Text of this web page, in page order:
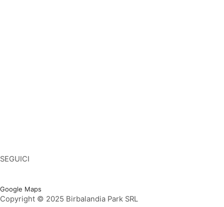
SEGUICI
Facebook
TwitterInstagram
Google Maps
Copyright © 2025 Birbalandia Park SRL